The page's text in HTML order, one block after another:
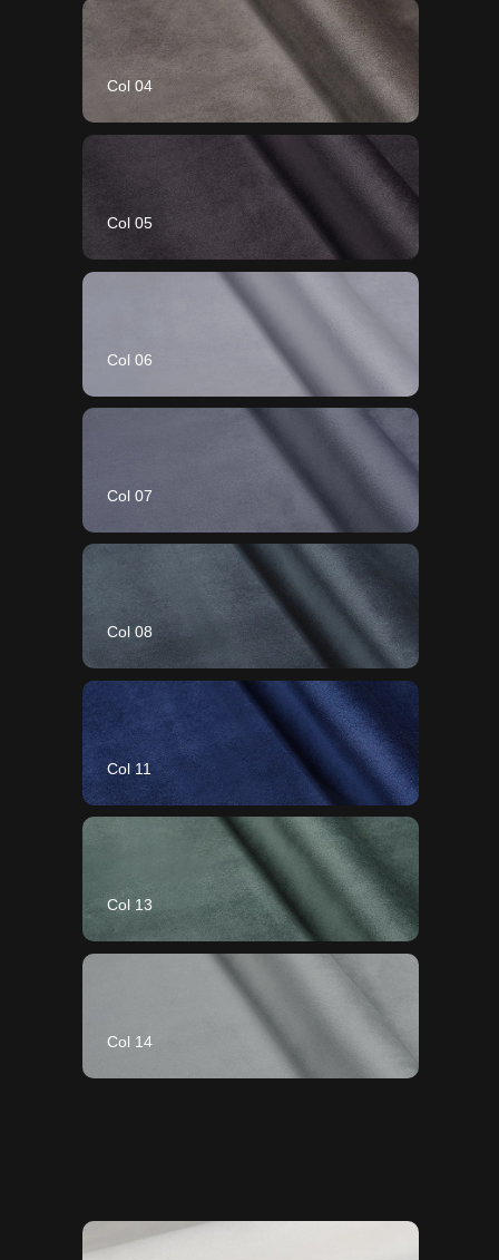
Col 04
Col 05
Col 06
Col 07
Col 08
Col 11
Col 13
Col 14